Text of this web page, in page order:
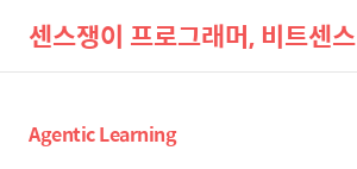
센스쟁이 프로그래머, 비트센스
Agentic Learning